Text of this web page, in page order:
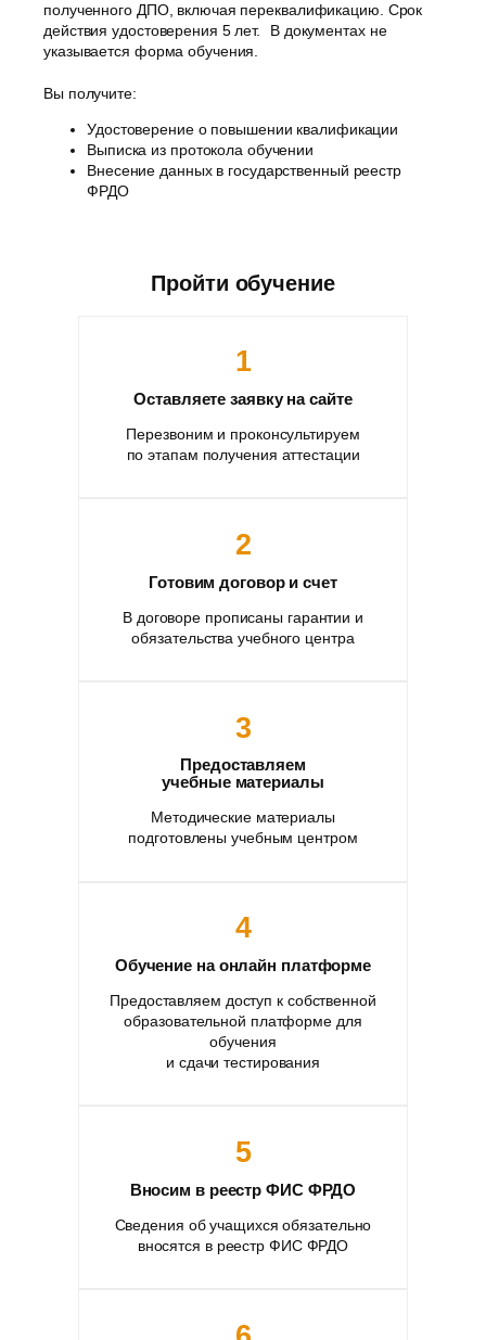
полученного ДПО, включая переквалификацию. Срок
действия удостоверения 5 лет. В документах не
указывается форма обучения.
Вы получите:
Удостоверение о повышении квалификации
Выписка из протокола обучении
Внесение данных в государственный реестр
ФРДО
Пройти обучение
1
Оставляете заявку на сайте
Перезвоним и проконсультируем
по этапам получения аттестации
2
Готовим договор и счет
В договоре прописаны гарантии и
обязательства учебного центра
3
Предоставляем
учебные материалы
Методические материалы
подготовлены учебным центром
4
Обучение на онлайн платформе
Предоставляем доступ к собственной
образовательной платформе для
обучения
и сдачи тестирования
5
Вносим в реестр ФИС ФРДО
Сведения об учащихся обязательно
вносятся в реестр ФИС ФРДО